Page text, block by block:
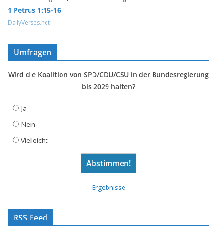
1 Petrus 1:15-16
DailyVerses.net
Umfragen
Wird die Koalition von SPD/CDU/CSU in der Bundesregierung
bis 2029 halten?
Ja
Nein
Vielleicht
Ergebnisse
RSS Feed